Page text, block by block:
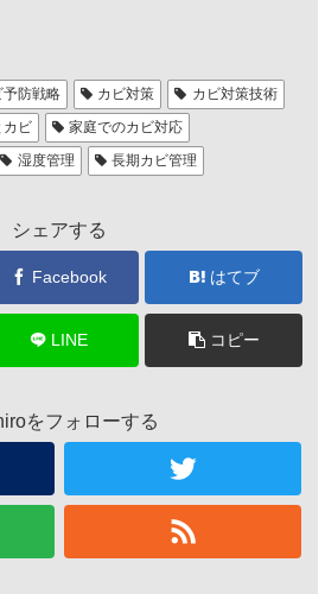
予防戦略 カビ対策
カビ対策技術
カビ
家庭でのカビ対応
湿度管理 長期カビ管理
シェアする
Facebook はてブ
LINE コピー
をフォローする